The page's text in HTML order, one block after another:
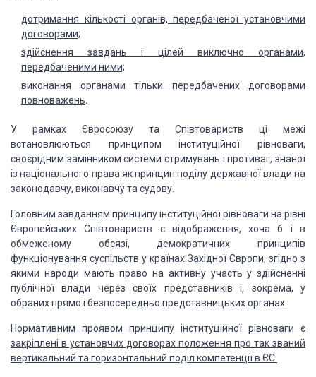
дотримання кількості органів, передбаченої установчими
договорами;
здійснення завдань і цілей виключно органами,
передбаченими ними;
виконання органами тільки передбачених договорами
повноважень.
У рамках Євросоюзу та Співтовариств ці межі
встановлюються принципом інституційної рівноваги,
своєрідним замінником системи стримувань і противаг, знаної
із національного права як принцип поділу державної влади на
законодавчу, виконавчута судову.
Головним завданням принципу інституційної рівноваги на рівні
Європейських Співтовариств є відображення, хоча б і в
обмеженому обсязі, демократичних принципів
функціонування суспільств у країнах Західної Європи, згідно з
якими народи мають право на активну участь у здійсненні
публічної влади через своїх представників і, зокрема, у
обраних прямо і безпосередньо представницькихорганах.
Нормативним проявом принципу інституційної рівноваги є
закріплені в установчих договорах положення про так званий
вертикальний та горизонтальний поділ компетенції в ЄС.